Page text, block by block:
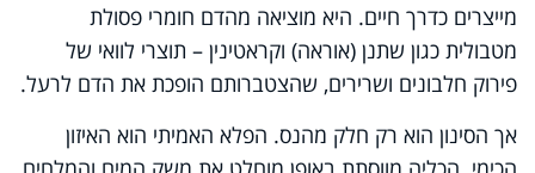
מייצרים כדרך חיים. היא מוציאה מהדם חומרי פסולת
מטבולית כגון שתנן (אוראה) וקראטינין – תוצרי לוואי של
פירוק חלבונים ושרירים, שהצטברותם הופכת את הדם לרעל.
אך הסינון הוא רק חלק מהנס. הפלא האמיתי הוא האיזון